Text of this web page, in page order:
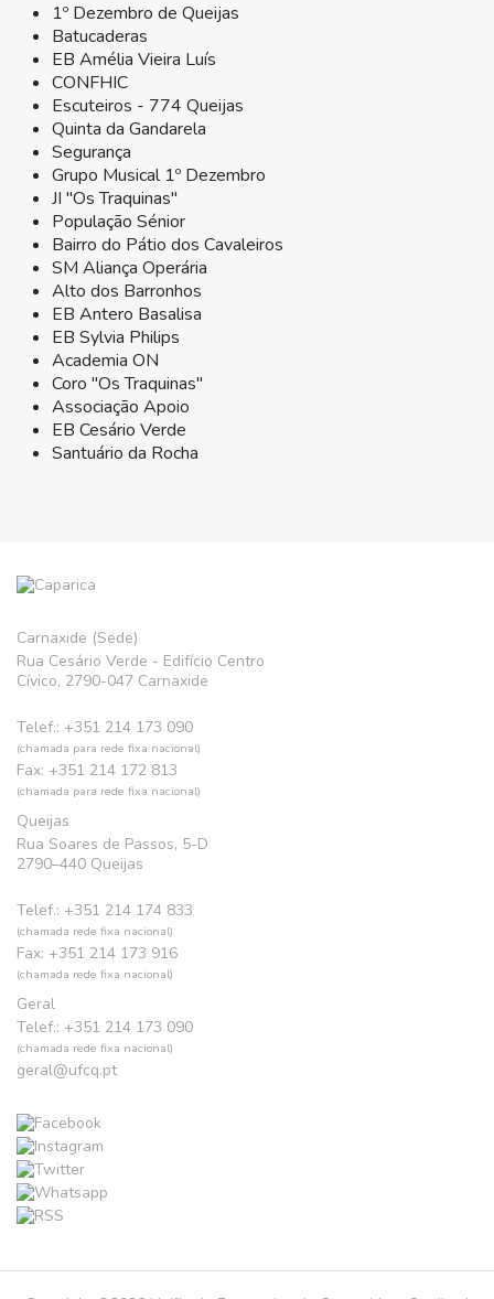
1º Dezembro de Queijas
Batucaderas
EB Amélia Vieira Luís
CONFHIC
Escuteiros - 774 Queijas
Quinta da Gandarela
Segurança
Grupo Musical 1º Dezembro
JI "Os Traquinas"
População Sénior
Bairro do Pátio dos Cavaleiros
SM Aliança Operária
Alto dos Barronhos
EB Antero Basalisa
EB Sylvia Philips
Academia ON
Coro "Os Traquinas"
Associação Apoio
EB Cesário Verde
Santuário da Rocha
Carnaxide (Sede)
Rua Cesário Verde - Edifício Centro
Cívico, 2790-047 Carnaxide
Telef.: +351 214 173 090
(chamada para rede fixa nacional)
Fax: +351 214 172 813
(chamada para rede fixa nacional)
Queijas
Rua Soares de Passos, 5-D
2790–440 Queijas
Telef.: +351 214 174 833
(chamada rede fixa nacional)
Fax: +351 214 173 916
(chamada rede fixa nacional)
Geral
Telef.: +351 214 173 090
(chamada rede fixa nacional)
geral@ufcq.pt